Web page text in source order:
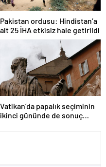
Pakistan ordusu: Hindistan’a
ait 25 İHA etkisiz hale getirildi
Vatikan’da papalık seçiminin
ikinci gününde de sonuç